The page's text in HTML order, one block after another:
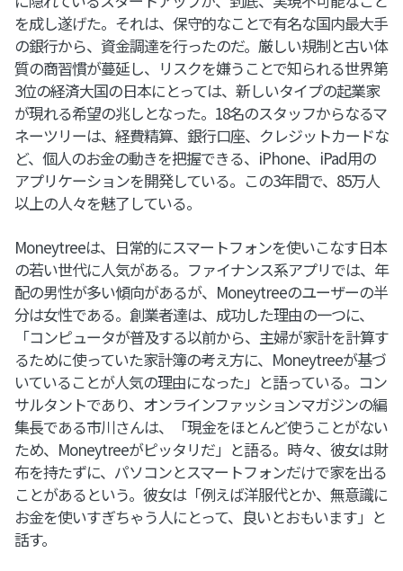
を成し遂げた。それは、保守的なことで有名な国内最大手
の銀行から、資金調達を行ったのだ。厳しい規制と古い体
質の商習慣が蔓延し、リスクを嫌うことで知られる世界第
3位の経済大国の日本にとっては、新しいタイプの起業家
が現れる希望の兆しとなった。18名のスタッフからなるマ
ネーツリーは、経費精算、銀行口座、クレジットカードな
ど、個人のお金の動きを把握できる、iPhone、iPad用の
アプリケーションを開発している。この3年間で、85万人
以上の人々を魅了している。
Moneytreeは、日常的にスマートフォンを使いこなす日本
の若い世代に人気がある。ファイナンス系アプリでは、年
配の男性が多い傾向があるが、Moneytreeのユーザーの半
分は女性である。創業者達は、成功した理由の一つに、
「コンピュータが普及する以前から、主婦が家計を計算す
るために使っていた家計簿の考え方に、Moneytreeが基づ
いていることが人気の理由になった」と語っている。コン
サルタントであり、オンラインファッションマガジンの編
集長である市川さんは、「現金をほとんど使うことがない
ため、Moneytreeがピッタリだ」と語る。時々、彼女は財
布を持たずに、パソコンとスマートフォンだけで家を出る
ことがあるという。彼女は「例えば洋服代とか、無意識に
お金を使いすぎちゃう人にとって、良いとおもいます」と
話す。